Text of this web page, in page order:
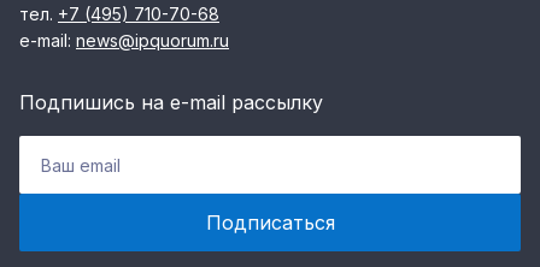
тел. +7 (495) 710-70-68
e-mail: news@ipquorum.ru
Подпишись на e-mail рассылку